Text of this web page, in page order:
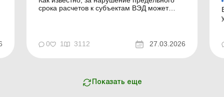
срока расчетов к субъектам ВЭД может
административная ответственность за
прочие нарушения валютного
0 1 3112 27.03.2026
Показать еще